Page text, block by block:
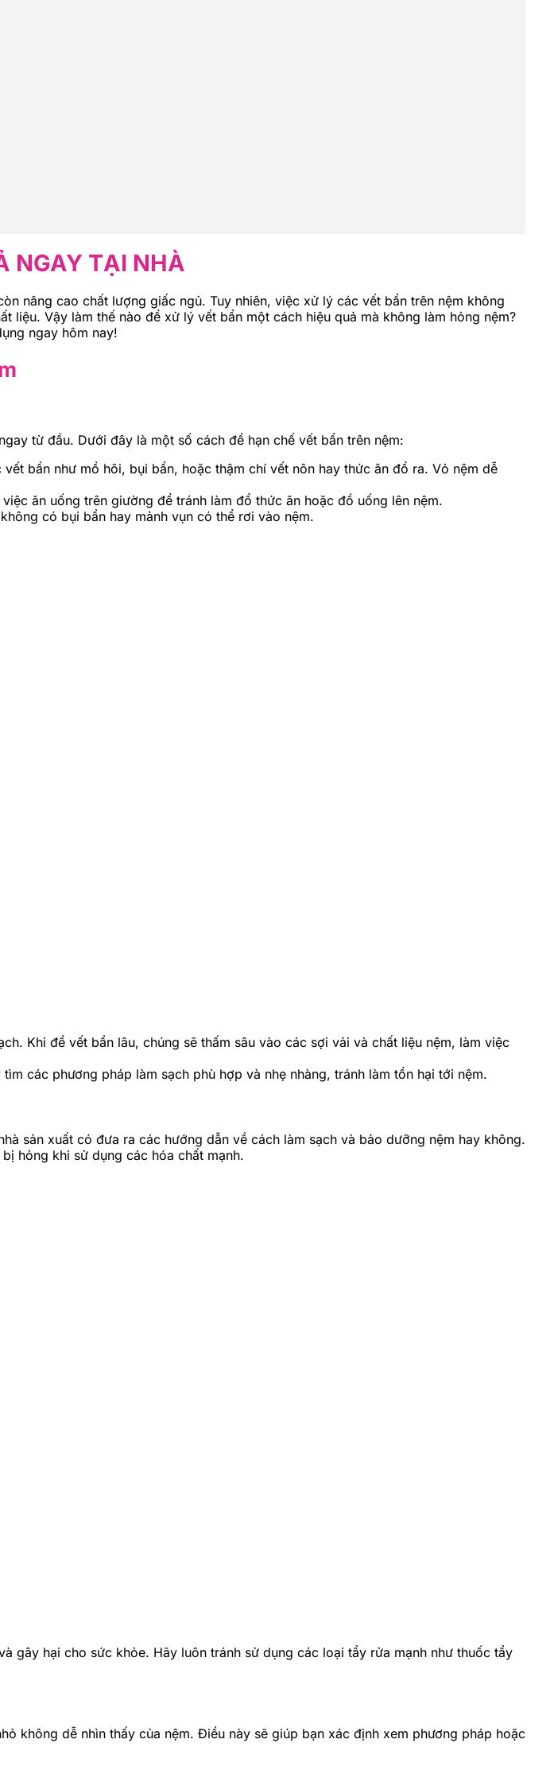
NGAY TẠI NHÀ
nâng cao chất lượng giấc ngủ. Tuy nhiên, việc xử lý các vết bẩn trên nệm không
Vậy làm thế nào để xử lý vết bẩn một cách hiệu quả mà không làm hỏng nệm?
ngay hôm nay!
từ đầu. Dưới đây là một số cách để hạn chế vết bẩn trên nệm:
bẩn như mồ hôi, bụi bẩn, hoặc thậm chí vết nôn hay thức ăn đổ ra. Vỏ nệm dễ
ăn uống trên giường để tránh làm đổ thức ăn hoặc đồ uống lên nệm.
có bụi bẩn hay mảnh vụn có thể rơi vào nệm.
Khi để vết bẩn lâu, chúng sẽ thấm sâu vào các sợi vải và chất liệu nệm, làm việc
các phương pháp làm sạch phù hợp và nhẹ nhàng, tránh làm tổn hại tới nệm.
sản xuất có đưa ra các hướng dẫn về cách làm sạch và bảo dưỡng nệm hay không.
hỏng khi sử dụng các hóa chất mạnh.
gây hại cho sức khỏe. Hãy luôn tránh sử dụng các loại tẩy rửa mạnh như thuốc tẩy
không dễ nhìn thấy của nệm. Điều này sẽ giúp bạn xác định xem phương pháp hoặc